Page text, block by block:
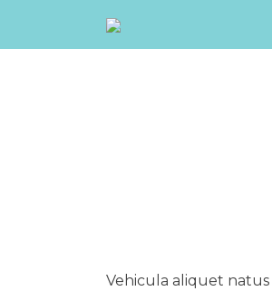
содержимому
Vehicula aliquet natus